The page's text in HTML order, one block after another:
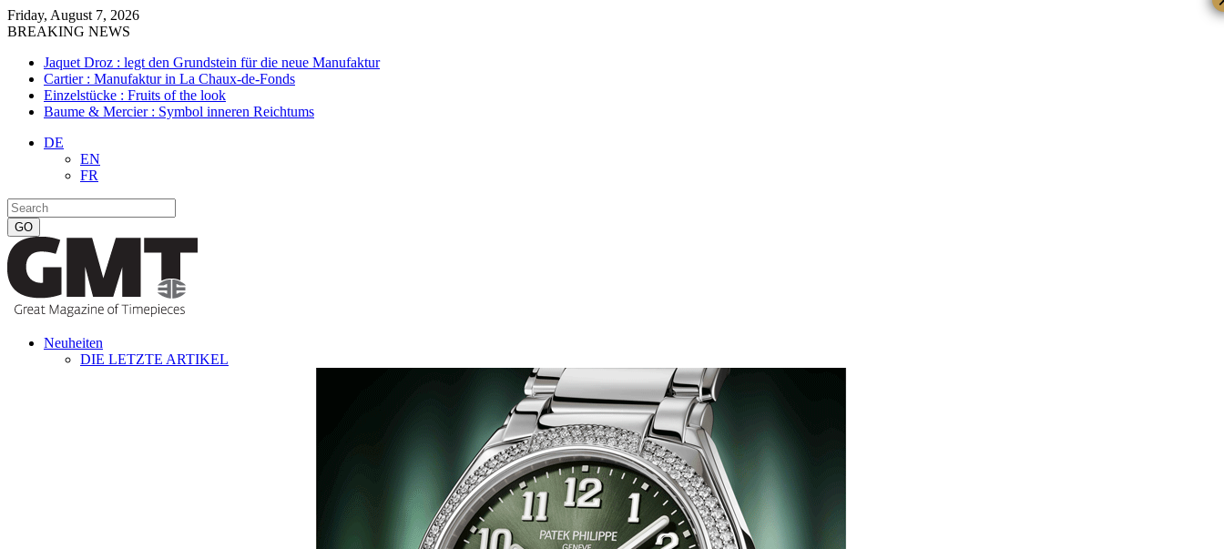
Friday, August 7, 2026
BREAKING NEWS
Jaquet Droz : legt den Grundstein für die neue Manufaktur
Cartier : Manufaktur in La Chaux-de-Fonds
Einzelstücke : Fruits of the look
Baume & Mercier : Symbol inneren Reichtums
DE
EN
FR
Neuheiten
DIE LETZTE ARTIKEL